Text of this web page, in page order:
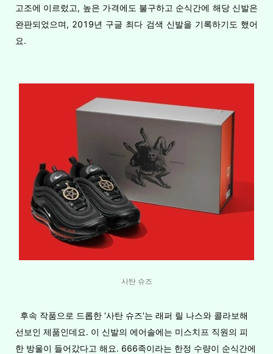
고조에 이르렀고, 높은 가격에도 불구하고 순식간에 해당 신발은
완판되었으며, 2019년 구글 최다 검색 신발을 기록하기도 했어
요.
사탄 슈즈
후속 작품으로 드롭한 '사탄 슈즈'는 래퍼 릴 나스와 콜라보해
선보인 제품인데요. 이 신발의 에어솔에는 미스치프 직원의 피
한 방울이 들어갔다고 해요. 666족이라는 한정 수량이 순식간에